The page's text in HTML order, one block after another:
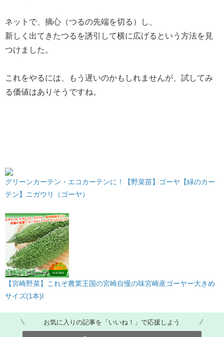
ネットで、摘心（つるの先端を切る）し、
新しく出てきたつるを誘引して横に広げるという方法を見
つけました。
これをやるには、もう遅いのかもしれませんが、試してみ
る価値はありそうですね。
グリーンカーテン・エコカーテンに！【野菜苗】ゴーヤ【緑のカー
テン】ニガウリ（ゴーヤ）
【宮崎野菜】これぞ農業王国の宮崎自慢の味宮崎産ゴーヤー大きめ
サイズ(1本)l
お気に入りの記事を「いいね！」で応援しよう